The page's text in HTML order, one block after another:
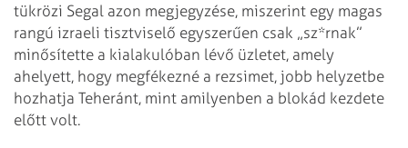
tükrözi Segal azon megjegyzése, miszerint egy magas
rangú izraeli tisztviselő egyszerűen csak „sz*rnak”
minősítette a kialakulóban lévő üzletet, amely
ahelyett, hogy megfékezné a rezsimet, jobb helyzetbe
hozhatja Teheránt, mint amilyenben a blokád kezdete
előtt volt.